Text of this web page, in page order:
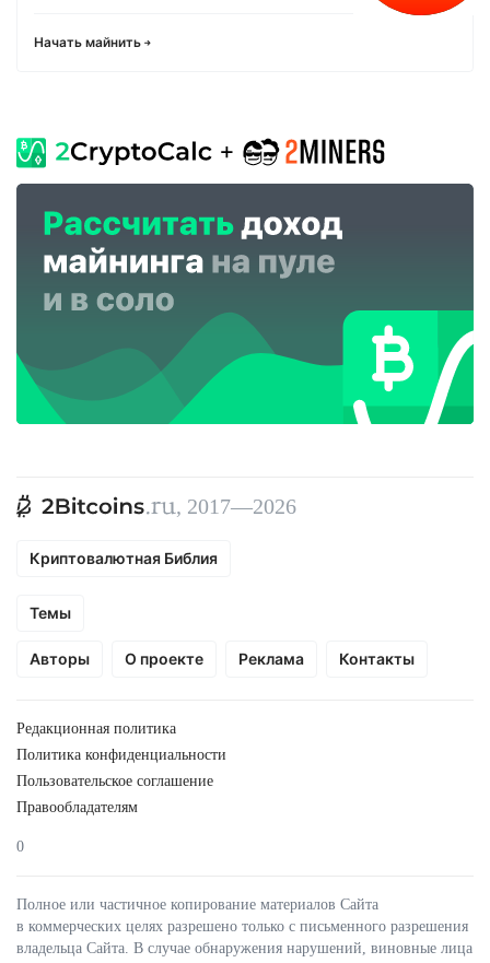
Начать майнить
, 2017—2026
Криптовалютная Библия
Темы
Авторы О проекте Реклама Контакты
Редакционная политика
Политика конфиденциальности
Пользовательское соглашение
Правообладателям
0
Полное или частичное копирование материалов Сайта
в коммерческих целях разрешено только с письменного разрешения
владельца Сайта. В случае обнаружения нарушений, виновные лица